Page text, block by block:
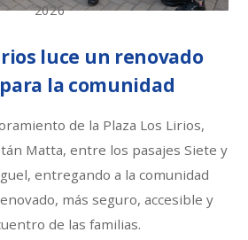
2026
luce un renovado
la comunidad
de la Plaza Los Lirios,
Matta, entre los pasajes Siete y
entregando a la comunidad
más seguro, accesible y
de las familias.